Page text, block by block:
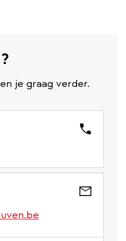
je graag verder.